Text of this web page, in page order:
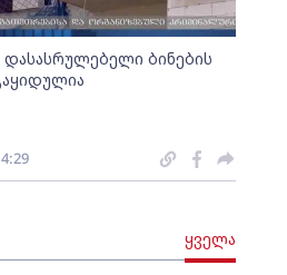
დასასრულებელი ბინების
ყველა